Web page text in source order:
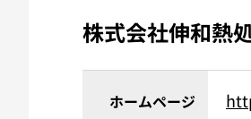
株式会社伸和熱
ホームページ